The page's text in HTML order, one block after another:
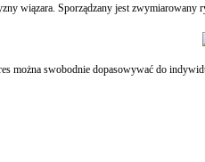
wiązara. Sporządzany jest
można swobodnie dopasowywać do